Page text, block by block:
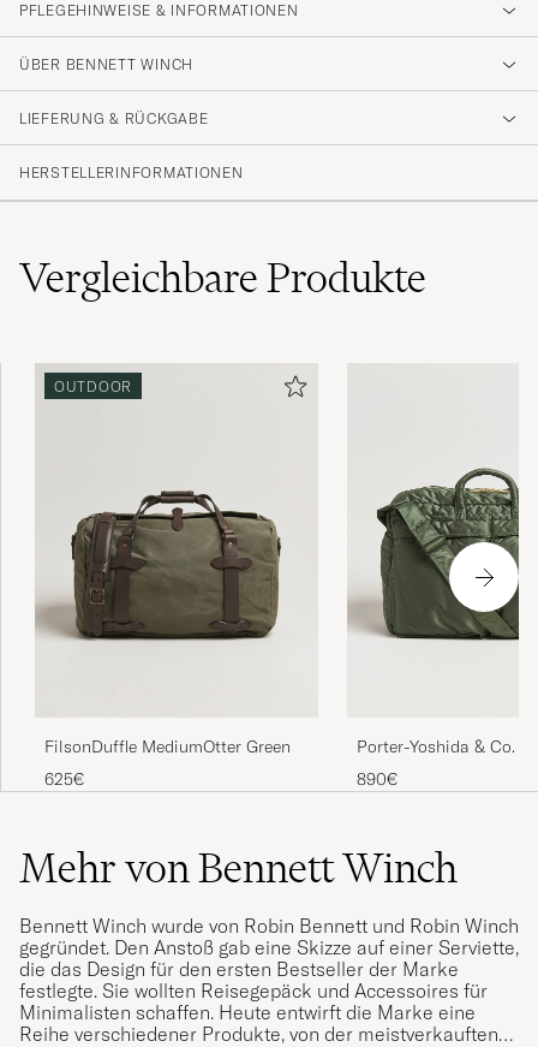
PFLEGEHINWEISE & INFORMATIONEN
ÜBER BENNETT WINCH
LIEFERUNG & RÜCKGABE
HERSTELLERINFORMATIONEN
VergleichbareProdukte
OUTDOOR
FilsonDuffle MediumOtter Green
625€
Porter-Yoshida & Co.
Duffle Bag Sage Green
890€
Mehr von Bennett Winch
Bennett Winch wurde von Robin Bennett und Robin Winch
gegründet. Den Anstoß gab eine Skizze auf einer Serviette,
die das Design für den ersten Bestseller der Marke
festlegte. Sie wollten Reisegepäck und Accessoires für
Minimalisten schaffen. Heute entwirft die Marke eine
Reihe verschiedener Produkte, von der meistverkauften